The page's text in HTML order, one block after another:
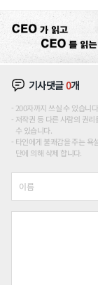
기사댓글0개
200자까지 쓰실 수 있습니
저작권 등 다른 사람의 권
수 있습니다.
타인에게 불쾌감을 주는 욕
단에 의해 삭제 합니다.